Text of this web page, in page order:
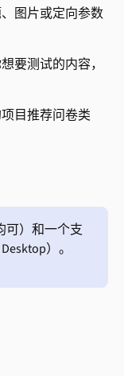
图片或定向参数
要测试的内容，
目推荐问卷类
可）和一个支
）。